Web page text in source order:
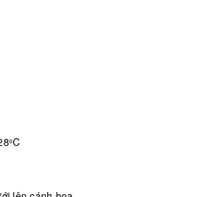
oC